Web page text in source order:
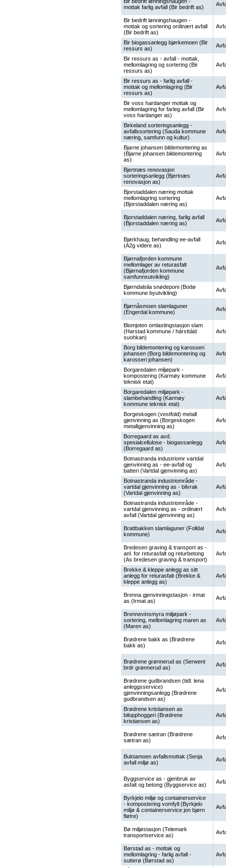
mottak farlig avfall (Bir bedrift as)
Bir bedrift lønningshaugen -
mottak og sortering ordinært avfall
(Bir bedrift as)
Bir biogassanlegg bjørkemoen (Bir
ressurs as)
Bir ressurs as - avfall - mottak,
mellomlagring og sortering (Bir
ressurs as)
Bir ressurs as - farlig avfall -
mottak og mellomlagring (Bir
ressurs as)
Bir voss hardanger mottak og
mellomlagring for farleg avfall (Bir
voss hardanger as)
Birkeland sorteringsanlegg -
avfallssortering (Sauda kommune
næring, samfunn og kultur)
Bjarne johansen bildemontering as
(Bjarne johansen bildemontering
as)
Bjertnæs renovasjon
sorteringsanlegg (Bjertnæs
renovasjon as)
Bjorstaddalen næring mottak
mellomlagring sortering
(Bjorstaddalen næring as)
Bjorstaddalen næring, farlig avfall
(Bjorstaddalen næring as)
Bjørkhaug, behandling ee-avfall
(A2g videre as)
Bjørnafjorden kommune
mellomlager av returasfalt
(Bjørnafjorden kommune
samfunnsutvikling)
Bjørndalslia snødeponi (Bodø
kommune byutvikling)
Bjørnåsmoen slamlaguner
(Engerdal kommune)
Blomjoten omlastingstasjon slam
(Harstad kommune / hársttáid
suohkan)
Borg bildemontering og karosseri
johansen (Borg bildemontering og
karosseri johansen)
Borgaredalen miljøpark -
kompostering (Karmøy kommune
teknisk etat)
Borgaredalen miljøpark -
slambehandling (Karmøy
kommune teknisk etat)
Borgeskogen (vestfold) metall
gjenvinning as (Borgeskogen
metallgjenvinning as)
Borregaard as avd.
spesialcellulose - biogassanlegg
(Borregaard as)
Botnastranda industriomr vartdal
gjenvinning as - ee-avfall og
batteri (Vartdal gjenvinning as)
Botnastranda industriområde -
vartdal gjenvinning as - bilvrak
(Vartdal gjenvinning as)
Botnastranda industriområde -
vartdal gjenvinning as - ordinært
avfall (Vartdal gjenvinning as)
Brattbakken slamlaguner (Folldal
kommune)
Bredesen graving & transport as -
anl. for returasfalt og returbetong
(As bredesen graving & transport)
Brekke & kleppe anlegg as sitt
anlegg for returasfalt (Brekke &
kleppe anlegg as)
Brenna gjenvinningstasjon - irmat
as (Irmat as)
Brennevinsmyra miljøpark -
sortering, mellomlagring maren as
(Maren as)
Brødrene bakk as (Brødrene
bakk as)
Brødrene grønnerud as (Serwent
brdr grønnerud as)
Brødrene gudbrandsen (tidl. lena
anleggsservice)
gjenvinningsanlegg (Brødrene
gudbrandsen as)
Brødrene kristiansen as
bilopphoggeri (Brødrene
kristiansen as)
Brødrene sætran (Brødrene
sætran as)
Buktamoen avfallsmottak (Senja
avfall miljø as)
Byggservice as - gjenbruk av
asfalt og betong (Byggservice as)
Byrkjelo miljø og containerservice
- kompostering vomfyll (Byrkjelo
miljø & containerservice jon bjørn
fløtre)
Bø miljøstasjon (Telemark
transportservice as)
Børstad as - mottak og
mellomlagring - farlig avfall -
sutterø (Børstad as)